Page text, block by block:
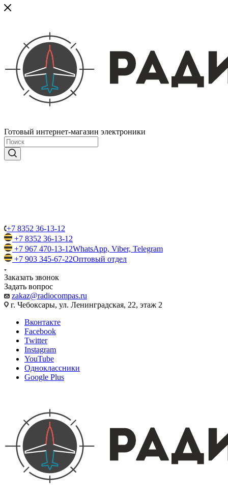
Готовый интернет-магазин электроники
+7 8352 36-13-12
+7 8352 36-13-12
+7 967 470-13-12WhatsApp, Viber, Telegram
+7 903 345-67-22Оптовый отдел
Заказать звонок
Задать вопрос
zakaz@radiocompas.ru
г. Чебоксары, ул. Ленинградская, 22, этаж 2
Вконтакте
Facebook
Twitter
Instagram
YouTube
Одноклассники
Google Plus